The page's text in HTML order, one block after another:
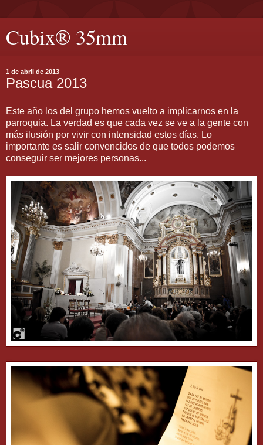
Cubix® 35mm
1 de abril de 2013
Pascua 2013
Este año los del grupo hemos vuelto a implicarnos en la
parroquia. La verdad es que cada vez se ve a la gente con
más ilusión por vivir con intensidad estos días. Lo
importante es salir convencidos de que todos podemos
conseguir ser mejores personas...